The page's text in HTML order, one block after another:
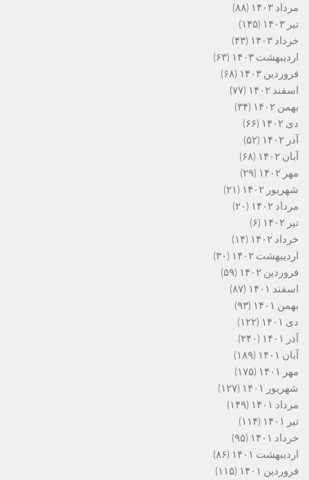
مرداد ۱۴۰۳
(۸۸)
تیر ۱۴۰۳
(۱۴۵)
خرداد ۱۴۰۳
(۴۳)
اردیبهشت ۱۴۰۳
(۶۳)
فروردین ۱۴۰۳
(۶۸)
اسفند ۱۴۰۲
(۷۷)
بهمن ۱۴۰۲
(۳۴)
دی ۱۴۰۲
(۶۶)
آذر ۱۴۰۲
(۵۲)
آبان ۱۴۰۲
(۶۸)
مهر ۱۴۰۲
(۲۹)
شهریور ۱۴۰۲
(۲۱)
مرداد ۱۴۰۲
(۲۰)
تیر ۱۴۰۲
(۶)
خرداد ۱۴۰۲
(۱۴)
اردیبهشت ۱۴۰۲
(۳۰)
فروردین ۱۴۰۲
(۵۹)
اسفند ۱۴۰۱
(۸۷)
بهمن ۱۴۰۱
(۹۳)
دی ۱۴۰۱
(۱۲۲)
آذر ۱۴۰۱
(۲۴۰)
آبان ۱۴۰۱
(۱۸۹)
مهر ۱۴۰۱
(۱۷۵)
شهریور ۱۴۰۱
(۱۲۷)
مرداد ۱۴۰۱
(۱۴۹)
تیر ۱۴۰۱
(۱۱۴)
خرداد ۱۴۰۱
(۹۵)
اردیبهشت ۱۴۰۱
(۸۶)
فروردین ۱۴۰۱
(۱۱۵)